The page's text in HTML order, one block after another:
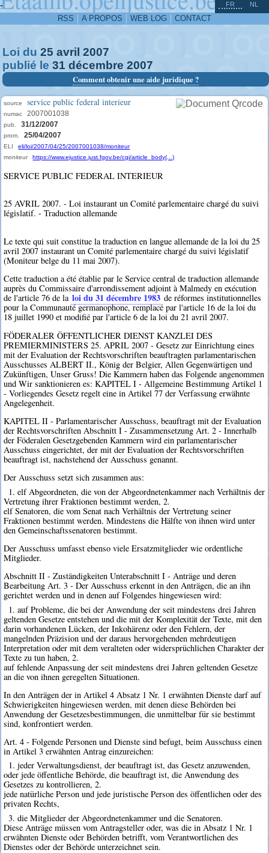
-
RSS A PROPOS WEB LOG CONTACT
FR NL
Loi du 25 avril 2007
publié le 31 décembre 2007
Comment obtenir une aide juridique ?
source service public federal interieur
numac 2007001038
pub. 31/12/2007
prom. 25/04/2007
ELI
eli/loi/2007/04/25/2007001038/moniteur
moniteur
https://www.ejustice.just.fgov.be/cgi/article_body(...)
SERVICE PUBLIC FEDERAL INTERIEUR
25 AVRIL 2007. - Loi instaurant un Comité parlementaire chargé du suivi
législatif. - Traduction allemande
Le texte qui suit constitue la traduction en langue allemande de la loi du 25
avril 2007 instaurant un Comité parlementaire chargé du suivi législatif
(Moniteur belge du 11 mai 2007).
Cette traduction a été établie par le Service central de traduction allemande
auprès du Commissaire d'arrondissement adjoint à Malmedy en exécution
de l'article 76 de la loi du 31 décembre 1983 de réformes institutionnelles
pour la Communauté germanophone, remplacé par l'article 16 de la loi du
18 juillet 1990 et modifié par l'article 6 de la loi du 21 avril 2007.
FÖDERALER ÖFFENTLICHER DIENST KANZLEI DES
PREMIERMINISTERS 25. APRIL 2007 - Gesetz zur Einrichtung eines
mit der Evaluation der Rechtsvorschriften beauftragten parlamentarischen
Ausschusses ALBERT II., König der Belgier, Allen Gegenwärtigen und
Zukünftigen, Unser Gruss! Die Kammern haben das Folgende angenommen
und Wir sanktionieren es: KAPITEL I - Allgemeine Bestimmung Artikel 1
- Vorliegendes Gesetz regelt eine in Artikel 77 der Verfassung erwähnte
Angelegenheit.
KAPITEL II - Parlamentarischer Ausschuss, beauftragt mit der Evaluation
der Rechtsvorschriften Abschnitt I - Zusammensetzung Art. 2 - Innerhalb
der Föderalen Gesetzgebenden Kammern wird ein parlamentarischer
Ausschuss eingerichtet, der mit der Evaluation der Rechtsvorschriften
beauftragt ist, nachstehend der Ausschuss genannt.
Der Ausschuss setzt sich zusammen aus:
1. elf Abgeordneten, die von der Abgeordnetenkammer nach Verhältnis der
Vertretung ihrer Fraktionen bestimmt werden, 2.
elf Senatoren, die vom Senat nach Verhältnis der Vertretung seiner
Fraktionen bestimmt werden. Mindestens die Hälfte von ihnen wird unter
den Gemeinschaftssenatoren bestimmt.
Der Ausschuss umfasst ebenso viele Ersatzmitglieder wie ordentliche
Mitglieder.
Abschnitt II - Zuständigkeiten Unterabschnitt I - Anträge und deren
Bearbeitung Art. 3 - Der Ausschuss erkennt in den Anträgen, die an ihn
gerichtet werden und in denen auf Folgendes hingewiesen wird:
1. auf Probleme, die bei der Anwendung der seit mindestens drei Jahren
geltenden Gesetze entstehen und die mit der Komplexität der Texte, mit den
darin vorhandenen Lücken, der Inkohärenz oder den Fehlern, der
mangelnden Präzision und der daraus hervorgehenden mehrdeutigen
Interpretation oder mit dem veralteten oder widersprüchlichen Charakter der
Texte zu tun haben, 2.
auf fehlende Anpassung der seit mindestens drei Jahren geltenden Gesetze
an die von ihnen geregelten Situationen.
In den Anträgen der in Artikel 4 Absatz 1 Nr. 1 erwähnten Dienste darf auf
Schwierigkeiten hingewiesen werden, mit denen diese Behörden bei
Anwendung der Gesetzesbestimmungen, die unmittelbar für sie bestimmt
sind, konfrontiert werden.
Art. 4 - Folgende Personen und Dienste sind befugt, beim Ausschuss einen
in Artikel 3 erwähnten Antrag einzureichen:
1. jeder Verwaltungsdienst, der beauftragt ist, das Gesetz anzuwenden,
oder jede öffentliche Behörde, die beauftragt ist, die Anwendung des
Gesetzes zu kontrollieren, 2.
jede natürliche Person und jede juristische Person des öffentlichen oder des
privaten Rechts,
3. die Mitglieder der Abgeordnetenkammer und die Senatoren.
Diese Anträge müssen vom Antragsteller oder, was die in Absatz 1 Nr. 1
erwähnten Dienste oder Behörden betrifft, vom Verantwortlichen des
Dienstes oder der Behörde unterzeichnet sein.
^